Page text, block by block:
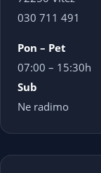
030 711 491
Pon – Pet
07:00 – 15:30h
Sub
Ne radimo